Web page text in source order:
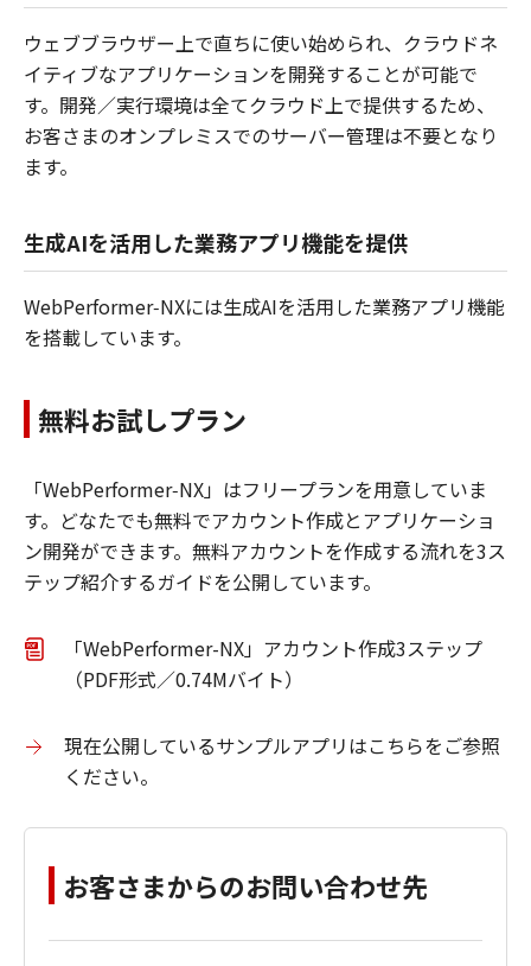
ウェブブラウザー上で直ちに使い始められ、クラウドネ
イティブなアプリケーションを開発することが可能で
す。開発／実行環境は全てクラウド上で提供するため、
お客さまのオンプレミスでのサーバー管理は不要となり
ます。
生成AIを活用した業務アプリ機能を提供
WebPerformer‑NXには生成AIを活用した業務アプリ機能
を搭載しています。
無料お試しプラン
「WebPerformer‑NX」はフリープランを用意していま
す。どなたでも無料でアカウント作成とアプリケーショ
ン開発ができます。無料アカウントを作成する流れを3ス
テップ紹介するガイドを公開しています。
「WebPerformer-NX」アカウント作成3ステップ
（PDF形式／0.74Mバイト）
現在公開しているサンプルアプリはこちらをご参照
ください。
お客さまからのお問い合わせ先